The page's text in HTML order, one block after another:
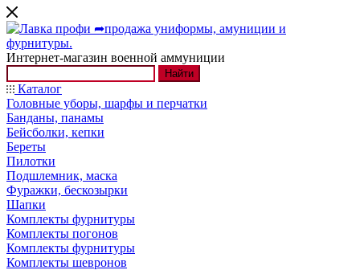
Интернет-магазин военной аммуниции
Найти
Каталог
Головные уборы, шарфы и перчатки
Банданы, панамы
Бейсболки, кепки
Береты
Пилотки
Подшлемник, маска
Фуражки, бескозырки
Шапки
Комплекты фурнитуры
Комплекты погонов
Комплекты фурнитуры
Комплекты шевронов